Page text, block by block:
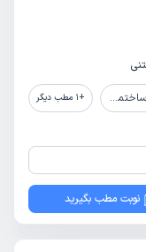
- واحد 10 +
1 مطب دیگر
نوبت مطب بگیرید